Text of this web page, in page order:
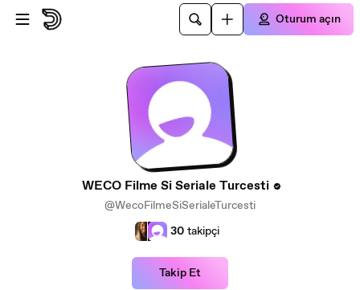
Ana içeriğe atla
Oturum açın
WECO Filme Si Seriale Turcesti
@WecoFilmeSiSerialeTurcesti
30 takipçi
Takip Et